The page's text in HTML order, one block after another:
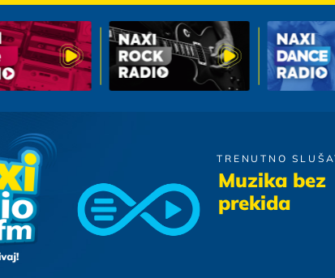
TRENUTNO
Muzika bez
prekida
Riblja